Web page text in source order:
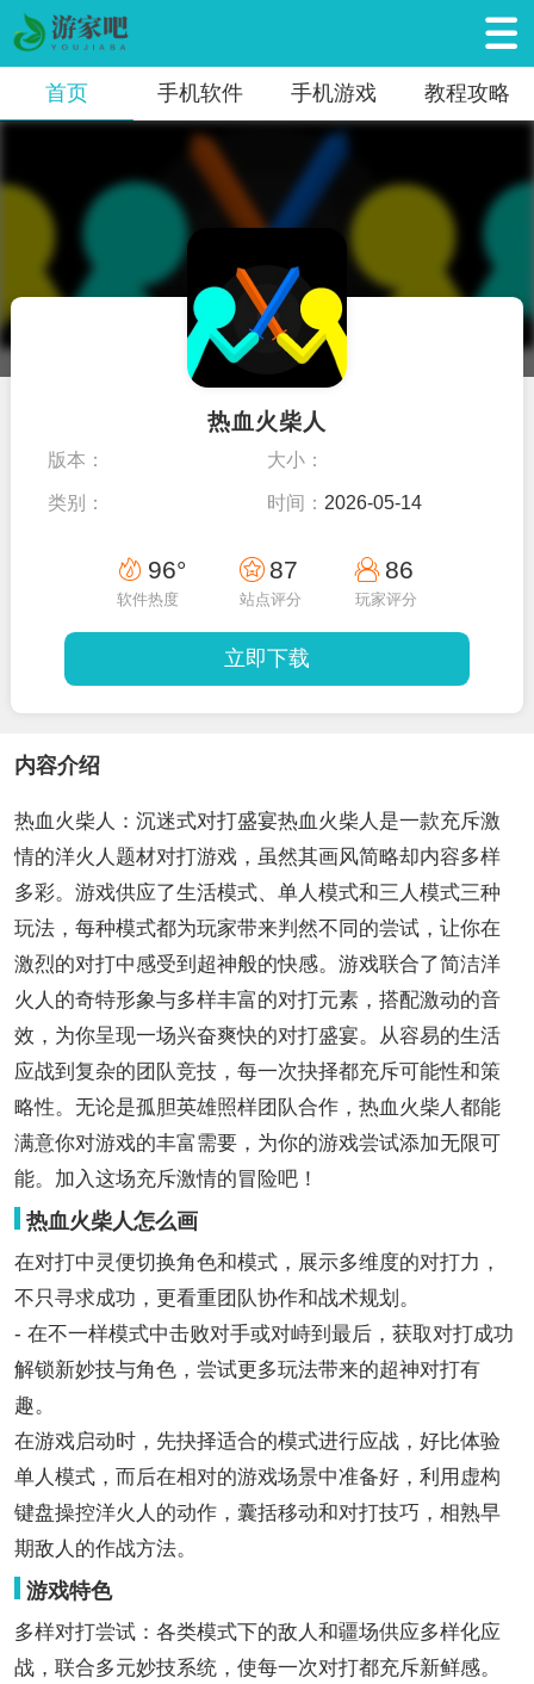
首页 手机软件 手机游戏 教程攻略
热血火柴人
版本： 大小：
类别： 时间： 2026-05-14
96°
软件热度
87
站点评分
86
玩家评分
立即下载
内容介绍
热血火柴人：沉迷式对打盛宴热血火柴人是一款充斥激
情的洋火人题材对打游戏，虽然其画风简略却内容多样
多彩。游戏供应了生活模式、单人模式和三人模式三种
玩法，每种模式都为玩家带来判然不同的尝试，让你在
激烈的对打中感受到超神般的快感。游戏联合了简洁洋
火人的奇特形象与多样丰富的对打元素，搭配激动的音
效，为你呈现一场兴奋爽快的对打盛宴。从容易的生活
应战到复杂的团队竞技，每一次抉择都充斥可能性和策
略性。无论是孤胆英雄照样团队合作，热血火柴人都能
满意你对游戏的丰富需要，为你的游戏尝试添加无限可
能。加入这场充斥激情的冒险吧！
热血火柴人怎么画
在对打中灵便切换角色和模式，展示多维度的对打力，
不只寻求成功，更看重团队协作和战术规划。
- 在不一样模式中击败对手或对峙到最后，获取对打成功
解锁新妙技与角色，尝试更多玩法带来的超神对打有
趣。
在游戏启动时，先抉择适合的模式进行应战，好比体验
单人模式，而后在相对的游戏场景中准备好，利用虚构
键盘操控洋火人的动作，囊括移动和对打技巧，相熟早
期敌人的作战方法。
游戏特色
多样对打尝试：各类模式下的敌人和疆场供应多样化应
战，联合多元妙技系统，使每一次对打都充斥新鲜感。